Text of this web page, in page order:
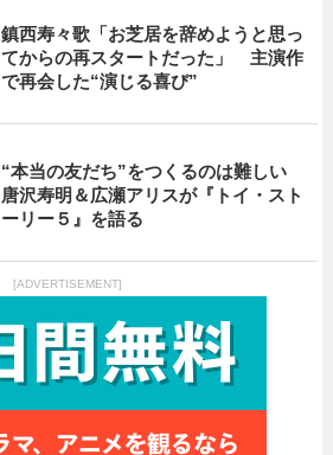
鎮西寿々歌「お芝居を辞めようと思っ
てからの再スタートだった」 主演作
で再会した“演じる喜び”
“本当の友だち”をつくるのは難しい
唐沢寿明＆広瀬アリスが『トイ・スト
ーリー５』を語る
[ADVERTISEMENT]